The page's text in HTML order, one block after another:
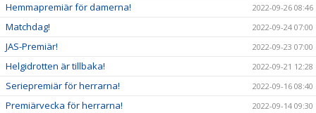
Hemmapremiär för damerna! 2022-09-26 08:46
Matchdag! 2022-09-24 07:00
JAS-Premiär! 2022-09-23 07:00
Helgidrotten är tillbaka! 2022-09-21 12:28
Seriepremiär för herrarna! 2022-09-16 08:40
Premiärvecka för herrarna! 2022-09-14 09:30